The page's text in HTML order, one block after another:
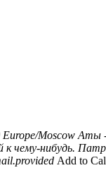
Europe/Moscow Аты
к чему-нибудь.
Add to